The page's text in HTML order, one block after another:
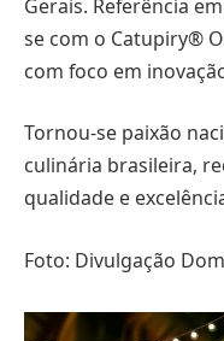
Gerais. Referência
se com o Catupiry®
com foco em
Tornou-se paixão
culinária brasileira,
qualidade e
Foto: Divulgação